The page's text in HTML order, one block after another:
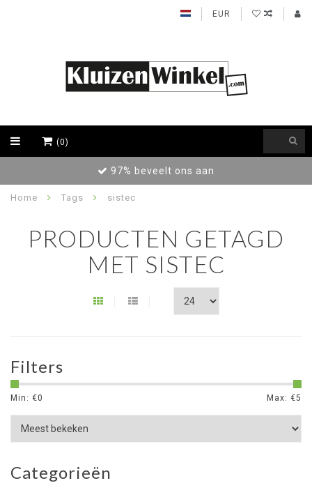
EUR
(0)
97% beveelt ons aan
Home Tags sistec
PRODUCTEN GETAGD
MET SISTEC
Filters
Min: €0 Max: €5
Categorieën